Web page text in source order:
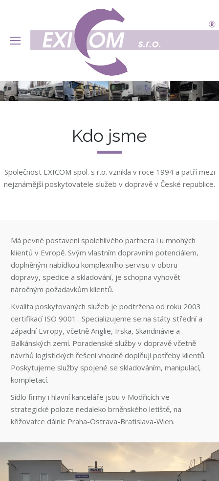
Kdo jsme
Společnost EXICOM spol. s r.o. vznikla v roce 1994 a patří mezi
nejznámější poskytovatele služeb v dopravě v České republice.
Má pevné postavení spolehlivého partnera i u mnohých
klientů v Evropě. Svým vlastním dopravním potenciálem,
doplněným nabídkou komplexního servisu v oboru
dopravy, spedice a skladování, je schopna vyhovět
náročným požadavkům klientů.
Kvalita poskytovaných služeb je podtržena od roku 2003
certifikací ISO 9001 . Specializujeme se na státy střední a
západní Evropy, včetně Anglie, Irska, Skandinávie a
Balkánských zemí. Poradenské služby v dopravě včetně
návrhů logistických řešení vhodně doplňují potřeby klientů.
Poskytujeme služby spojené se skladováním, manipulací,
kompletací.
Sídlo firmy i hlavní kanceláře jsou v Modřicích ve
strategické poloze nedaleko brněnského letiště, na
křižovatce dálnic Praha-Ostrava-Bratislava-Wien.